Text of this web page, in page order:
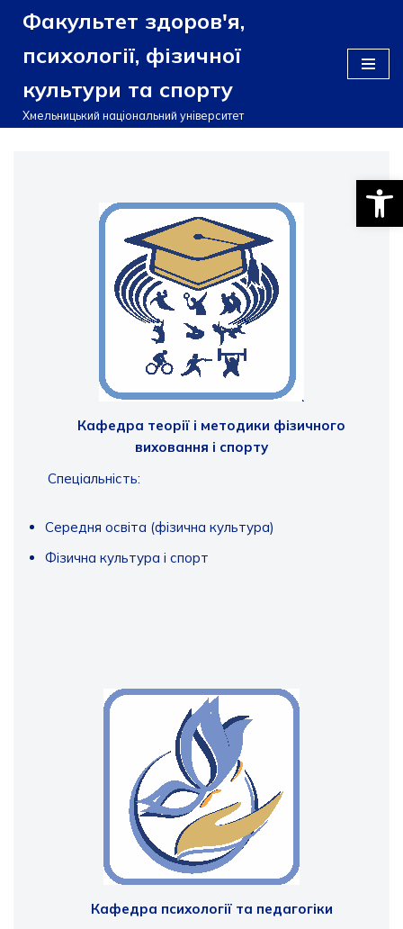
Перейти
вмісту
Факультет здоров'я,
психології, фізичної
культури та спорту
Хмельницький національний університет
Кафедра теорії і методики фізичного
виховання і спорту
Спеціальність:
Середня освіта (фізична культура)
Фізична культура і спорт
Кафедра психології та педагогіки